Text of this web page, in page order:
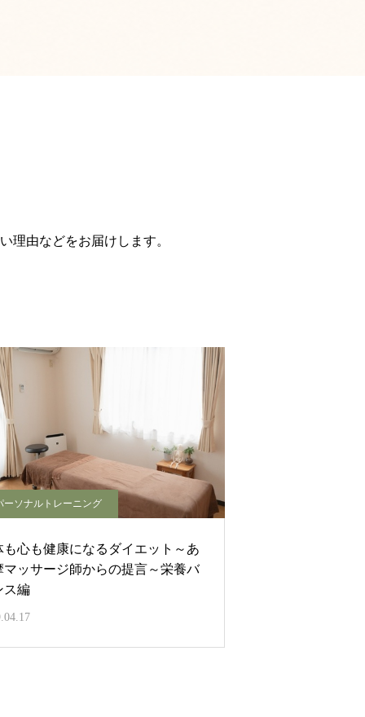
理由などをお届けします。
ーソナルトレーニング
も心も健康になるダイエット～あ
マッサージ師からの提言～栄養バ
ス編